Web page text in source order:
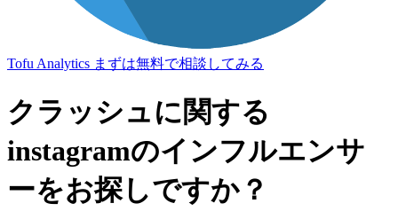
Tofu Analytics まずは無料で相談してみる
クラッシュに関する
instagramのインフルエンサ
ーをお探しですか？